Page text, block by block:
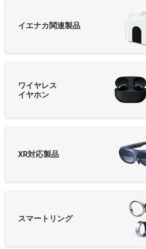
イエナカ関連製品
ワイヤレス
イヤホン
XR対応製品
スマートリング